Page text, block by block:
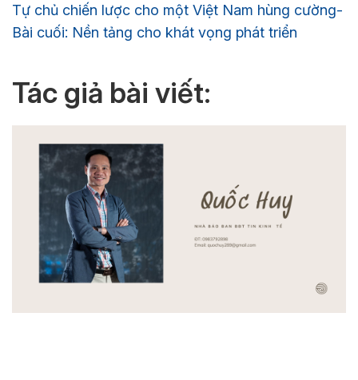
Tự chủ chiến lược cho một Việt Nam hùng cường-
Bài cuối: Nền tảng cho khát vọng phát triển
Tác giả bài viết: